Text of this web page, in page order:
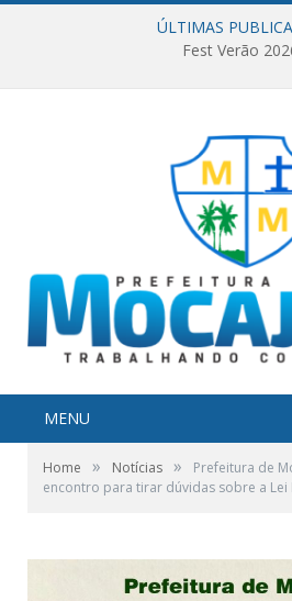
ÚLTIMAS
Fest Verão
MENU
Home » Notícias »
Prefeitura de
encontro para tirar dúvidas sobre a Lei